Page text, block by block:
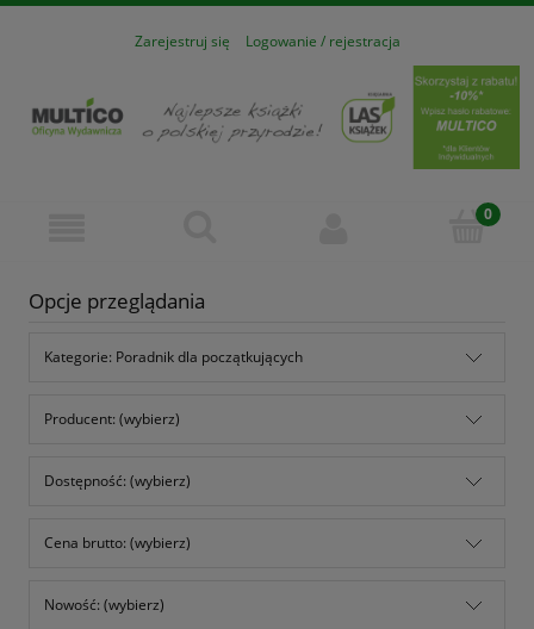
Zarejestruj się Logowanie / rejestracja
Opcje przeglądania
Kategorie: Poradnik dla początkujących
Producent: (wybierz)
Dostępność: (wybierz)
Cena brutto: (wybierz)
Nowość: (wybierz)